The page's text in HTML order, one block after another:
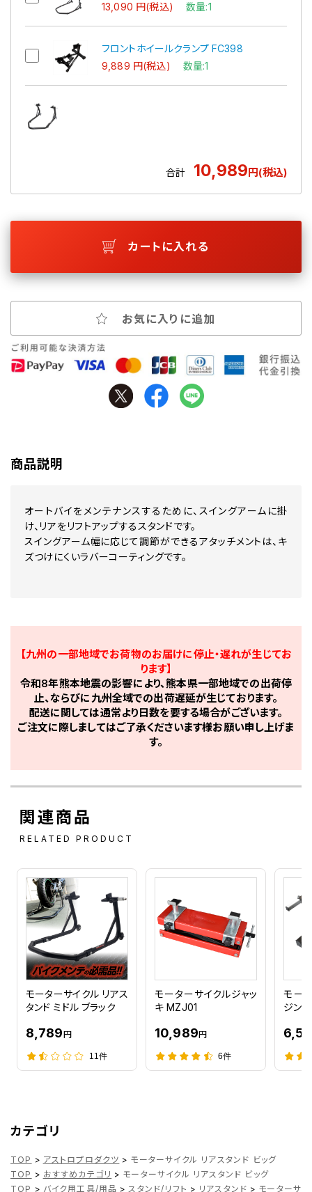
13,090 円(税込)数量:1
フロントホイールクランプ FC398
9,889 円(税込) 数量:1
合計 10,989円(税込)
カートに入れる
お気に入りに追加
商品説明
オートバイをメンテナンスするために、スイングアームに掛
け、リアをリフトアップするスタンドです。
スイングアーム幅に応じて調節ができるアタッチメントは、キ
ズつけにくいラバーコーティングです。
【九州の一部地域でお荷物のお届けに停止・遅れが生じてお
ります】
令和8年熊本地震の影響により、熊本県一部地域での出荷停
止、ならびに九州全域での出荷遅延が生じております。
配送に関しては通常より日数を要する場合がございます。
ご注文に際しましてはご了承くださいます様お願い申し上げま
す。
関連商品
RELATED PRODUCT
モーターサイクル リアス
タンド ミドル ブラック
8,789円
11件
モーターサイクルジャッ
キ MZJ01
10,989円
6件
モー
ジン
カテゴリ
TOP > アストロプロダクツ > モーターサイクル リアスタンド ビッグ
TOP > おすすめカテゴリ > モーターサイクル リアスタンド ビッグ
TOP > バイク用工具/用品 > スタンド/リフト > リアスタンド > モーターサイ